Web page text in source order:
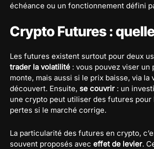
échéance ou un fonctionnement défini
Crypto Futures :
Les futures existent surtout pour deux
trader la volatilité : vous pouvez viser
monte, mais aussi si le prix baisse, via la
découvert. Ensuite, se couvrir : un
une crypto peut utiliser des futures pour
pertes si le marché corrige.
La particularité des futures en crypto,
souvent proposés avec effet de levier.